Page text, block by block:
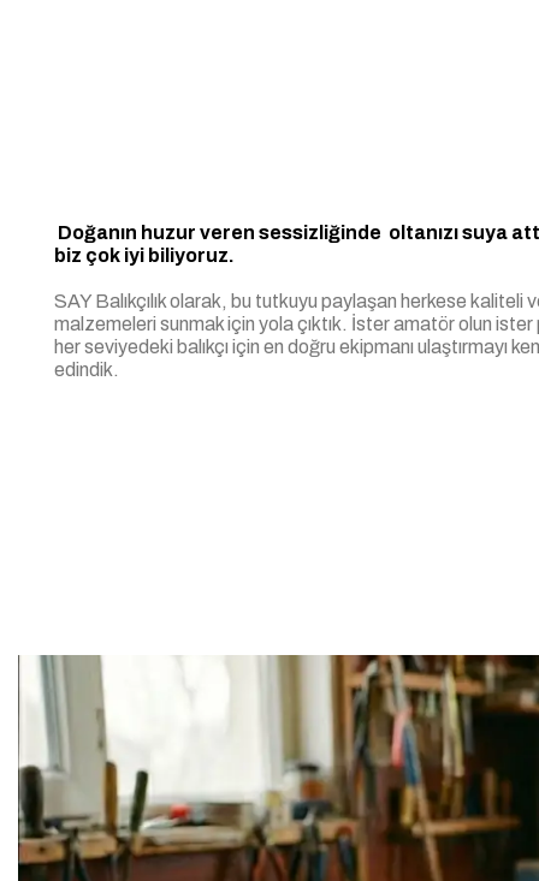
Doğanın huzur veren sessizliğinde oltanızı suya
biz çok iyi biliyoruz.
SAY Balıkçılık olarak, bu tutkuyu paylaşan herkese kaliteli
malzemeleri sunmak için yola çıktık. İster amatör olun
her seviyedeki balıkçı için en doğru ekipmanı ulaştırmayı
edindik.